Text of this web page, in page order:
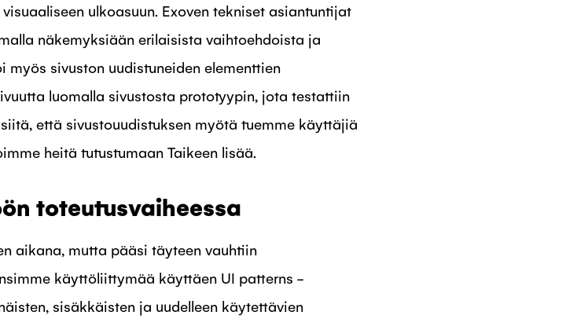
ulkoasuun. Exoven tekniset asiantuntijat
näkemyksiään erilaisista vaihtoehdoista ja
myös sivuston uudistuneiden elementtien
luomalla sivustosta prototyypin, jota testattiin
että sivustouudistuksen myötä tuemme käyttäjiä
heitä tutustumaan Taikeen lisää.
toteutusvaiheessa
aikana, mutta pääsi täyteen vauhtiin
käyttöliittymää käyttäen UI patterns -
sisäkkäisten ja uudelleen käytettävien